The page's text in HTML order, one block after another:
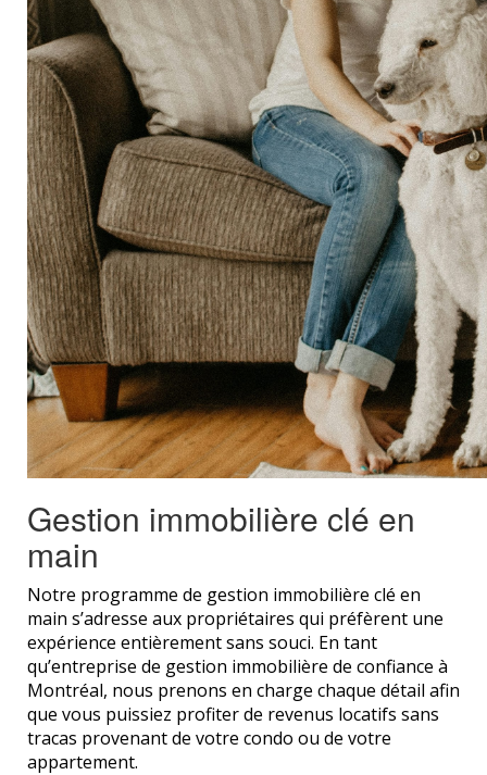
Gestion immobilière clé en
main
Notre programme de gestion immobilière clé en
main s’adresse aux propriétaires qui préfèrent une
expérience entièrement sans souci. En tant
qu’entreprise de gestion immobilière de confiance à
Montréal, nous prenons en charge chaque détail afin
que vous puissiez profiter de revenus locatifs sans
tracas provenant de votre condo ou de votre
appartement.